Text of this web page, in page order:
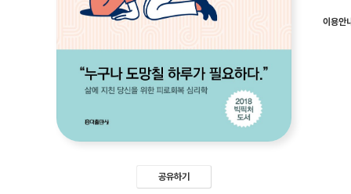
공유하기
이용안